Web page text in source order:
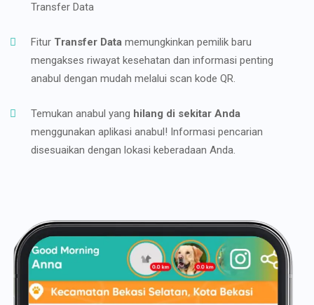
Transfer Data
Fitur Transfer Data memungkinkan pemilik baru
mengakses riwayat kesehatan dan informasi penting
anabul dengan mudah melalui scan kode QR.
Temukan anabul yang hilang di sekitar Anda
menggunakan aplikasi anabul! Informasi pencarian
disesuaikan dengan lokasi keberadaan Anda.